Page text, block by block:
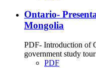
Ontario-
Mongolia
PDF- Introduction of
government study
PDF